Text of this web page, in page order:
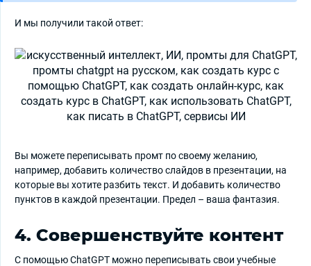
И мы получили такой ответ:
Вы можете переписывать промт по своему желанию,
например, добавить количество слайдов в презентации, на
которые вы хотите разбить текст. И добавить количество
пунктов в каждой презентации. Предел – ваша фантазия.
4. Совершенствуйте контент
С помощью ChatGPT можно переписывать свои учебные